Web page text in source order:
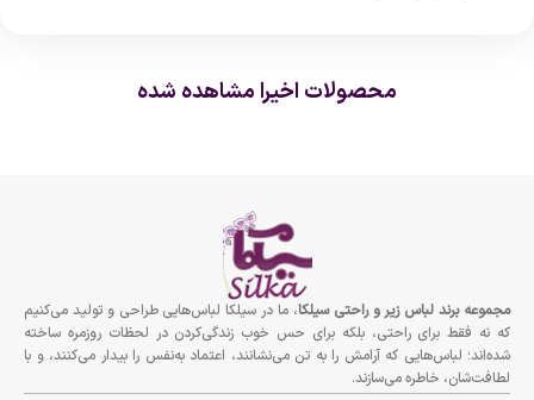
محصولات اخیرا مشاهده شده
مجموعه برند لباس زير و راحتى سيلكا، ما در سیلکا لباس‌هایی طراحی و تولید می‌کنیم
که نه فقط برای راحتی، بلکه برای حس خوب زندگی‌کردن در لحظات روزمره ساخته
شده‌اند؛ لباس‌هایی که آرامش را به تن می‌نشانند، اعتماد به‌نفس را بیدار می‌کنند، و با
لطافت‌شان، خاطره می‌سازند.